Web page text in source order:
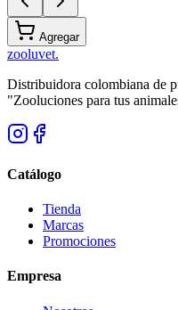
Agregar
zooluvet.
Distribuidora colombiana de
"Zooluciones para tus
Catálogo
Tienda
Marcas
Promociones
Empresa